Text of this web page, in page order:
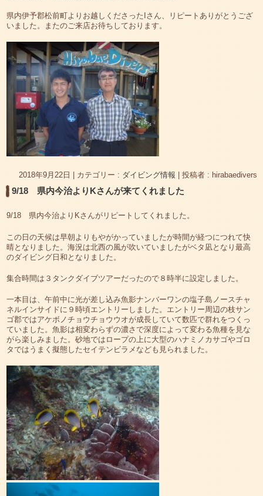
県内伊予郡松前町よりお越しくださったIさん、リピートありがとうござ
いました。またのご来店お待ちしております。
2018年9月22日 | カテゴリー : ダイビング情報 | 投稿者 : hirabaedivers
9/18 県内今治よりKさんが来てくれました
9/18 県内今治よりKさんがリピートしてくれました。
この日の天候は早朝よりもやがかっていましたが時間が経つにつれて快
晴となりました。海況は北西の風が吹いていましたがベタ凪となり最高
のダイビング日和となりました。
集合時間は３タンクダイブツアーだったので８時半に設定しました。
一本目は、午前中に光が差し込み魚影ナンバーワンの塩子島ノースチャ
ネルインサイドに９時頃エントリーしました。エントリー周辺の枝サン
ゴ郡ではアケボノチョウチョウウオが成長していて数匹で群れをつくっ
ていました。魚影は相変わらずの濃さで深度によって変わる魚種を見な
がら楽しみました。砂地ではロープの上に大型のハナミノカサゴやゴロ
タではうまく擬態したセイテンビラメなども見られました。